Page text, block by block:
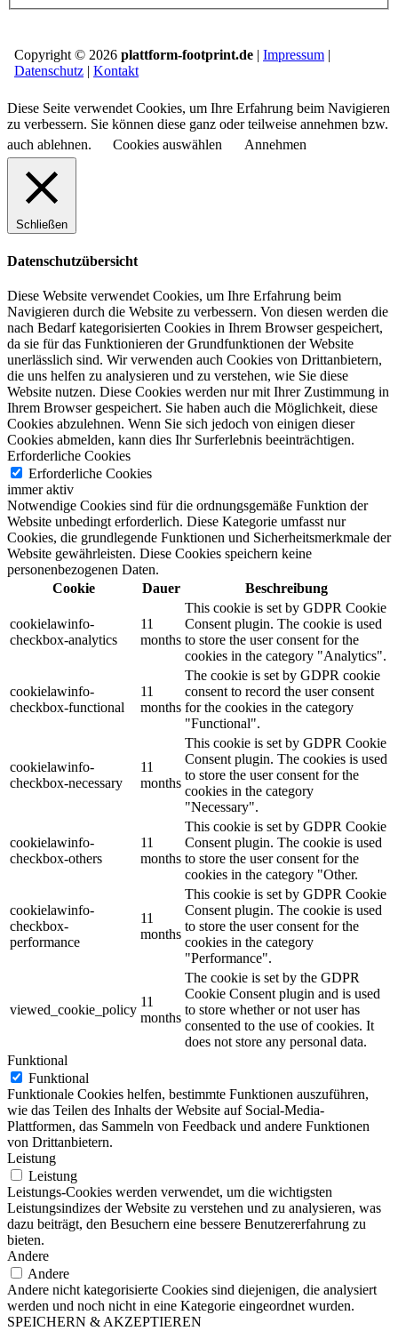
Copyright © 2026 plattform-footprint.de | Impressum |
Datenschutz | Kontakt
Diese Seite verwendet Cookies, um Ihre Erfahrung beim Navigieren
zu verbessern. Sie können diese ganz oder teilweise annehmen bzw.
auch ablehnen.
Cookies auswählen Annehmen
Schließen
Datenschutzübersicht
Diese Website verwendet Cookies, um Ihre Erfahrung beim
Navigieren durch die Website zu verbessern. Von diesen werden die
nach Bedarf kategorisierten Cookies in Ihrem Browser gespeichert,
da sie für das Funktionieren der Grundfunktionen der Website
unerlässlich sind. Wir verwenden auch Cookies von Drittanbietern,
die uns helfen zu analysieren und zu verstehen, wie Sie diese
Website nutzen. Diese Cookies werden nur mit Ihrer Zustimmung in
Ihrem Browser gespeichert. Sie haben auch die Möglichkeit, diese
Cookies abzulehnen. Wenn Sie sich jedoch von einigen dieser
Cookies abmelden, kann dies Ihr Surferlebnis beeinträchtigen.
Erforderliche Cookies
Erforderliche Cookies
immer aktiv
Notwendige Cookies sind für die ordnungsgemäße Funktion der
Website unbedingt erforderlich. Diese Kategorie umfasst nur
Cookies, die grundlegende Funktionen und Sicherheitsmerkmale der
Website gewährleisten. Diese Cookies speichern keine
personenbezogenen Daten.
Cookie
Dauer Beschreibung
cookielawinfo-
checkbox-analytics
11
months
This cookie is set by GDPR Cookie
Consent plugin. The cookie is used
to store the user consent for the
cookies in the category "Analytics".
cookielawinfo-
checkbox-functional
11
months
The cookie is set by GDPR cookie
consent to record the user consent
for the cookies in the category
"Functional".
cookielawinfo-
checkbox-necessary
11
months
This cookie is set by GDPR Cookie
Consent plugin. The cookies is used
to store the user consent for the
cookies in the category
"Necessary".
cookielawinfo-
checkbox-others
11
months
This cookie is set by GDPR Cookie
Consent plugin. The cookie is used
to store the user consent for the
cookies in the category "Other.
cookielawinfo-
checkbox-
performance
11
months
This cookie is set by GDPR Cookie
Consent plugin. The cookie is used
to store the user consent for the
cookies in the category
"Performance".
viewed_cookie_policy
11
months
The cookie is set by the GDPR
Cookie Consent plugin and is used
to store whether or not user has
consented to the use of cookies. It
does not store any personal data.
Funktional
Funktional
Funktionale Cookies helfen, bestimmte Funktionen auszuführen,
wie das Teilen des Inhalts der Website auf Social-Media-
Plattformen, das Sammeln von Feedback und andere Funktionen
von Drittanbietern.
Leistung
Leistung
Leistungs-Cookies werden verwendet, um die wichtigsten
Leistungsindizes der Website zu verstehen und zu analysieren, was
dazu beiträgt, den Besuchern eine bessere Benutzererfahrung zu
bieten.
Andere
Andere
Andere nicht kategorisierte Cookies sind diejenigen, die analysiert
werden und noch nicht in eine Kategorie eingeordnet wurden.
SPEICHERN & AKZEPTIEREN